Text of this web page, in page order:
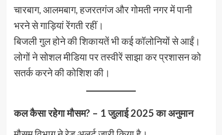
चारबाग, आलमबाग, हजरतगंज और गोमती नगर में पानी
भरने से गाड़ियां रेंगती रहीं।
बिजली गुल होने की शिकायतें भी कई कॉलोनियों से आईं।
लोगों ने सोशल मीडिया पर तस्वीरें साझा कर प्रशासन को
सतर्क करने की कोशिश की।
कल कैसा रहेगा मौसम? – 1 जुलाई 2025 का अनुमान